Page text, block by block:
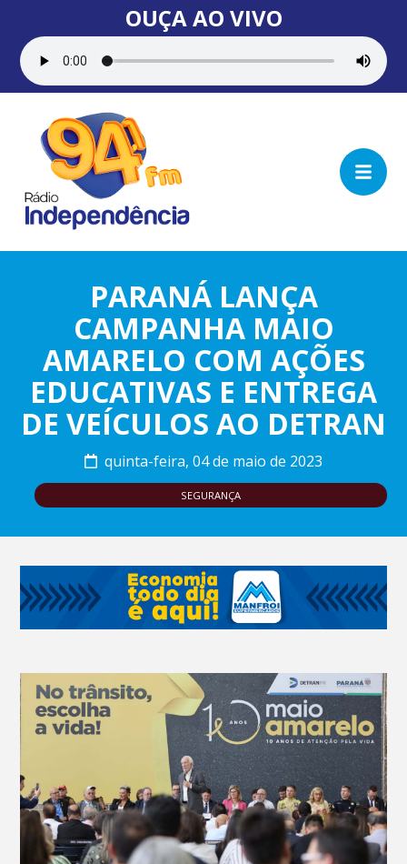
OUÇA AO VIVO
PARANÁ LANÇA
CAMPANHA MAIO
AMARELO COM AÇÕES
EDUCATIVAS E ENTREGA
DE VEÍCULOS AO DETRAN
quinta-feira, 04 de maio de 2023
SEGURANÇA